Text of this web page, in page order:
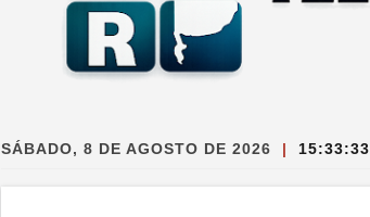
SÁBADO, 8 DE AGOSTO DE 2026 | 15:33:34